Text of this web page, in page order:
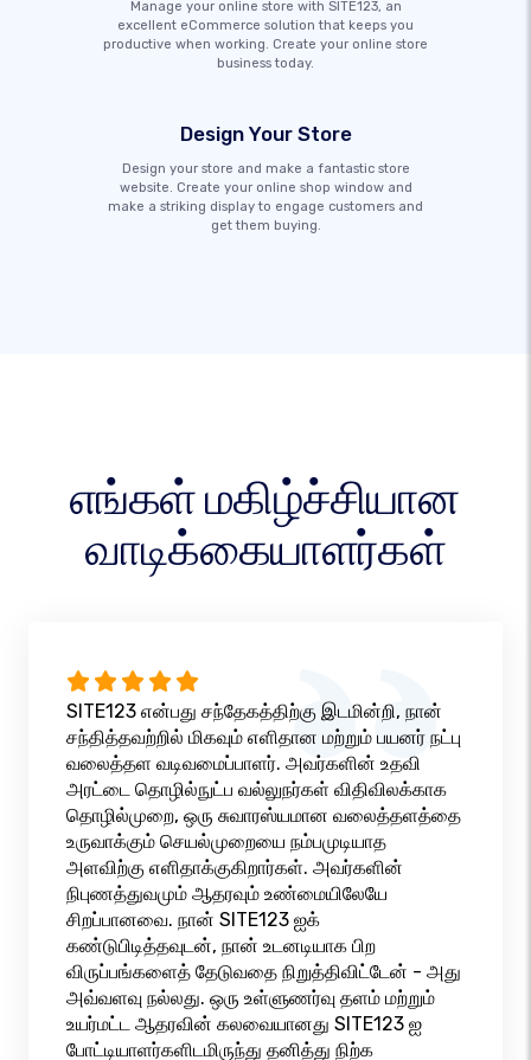
Manage your online store with SITE123, an
excellent eCommerce solution that keeps you
productive when working. Create your online store
business today.
Design Your Store
Design your store and make a fantastic store
website. Create your online shop window and
make a striking display to engage customers and
get them buying.
எங்கள் மகிழ்ச்சியான
வாடிக்கையாளர்கள்
SITE123 என்பது சந்தேகத்திற்கு இடமின்றி, நான்
சந்தித்தவற்றில் மிகவும் எளிதான மற்றும் பயனர் நட்பு
வலைத்தள வடிவமைப்பாளர். அவர்களின் உதவி
அரட்டை தொழில்நுட்ப வல்லுநர்கள் விதிவிலக்காக
தொழில்முறை, ஒரு சுவாரஸ்யமான வலைத்தளத்தை
உருவாக்கும் செயல்முறையை நம்பமுடியாத
அளவிற்கு எளிதாக்குகிறார்கள். அவர்களின்
நிபுணத்துவமும் ஆதரவும் உண்மையிலேயே
சிறப்பானவை. நான் SITE123 ஐக்
கண்டுபிடித்தவுடன், நான் உடனடியாக பிற
விருப்பங்களைத் தேடுவதை நிறுத்திவிட்டேன் - அது
அவ்வளவு நல்லது. ஒரு உள்ளுணர்வு தளம் மற்றும்
உயர்மட்ட ஆதரவின் கலவையானது SITE123 ஐ
போட்டியாளர்களிடமிருந்து தனித்து நிற்க